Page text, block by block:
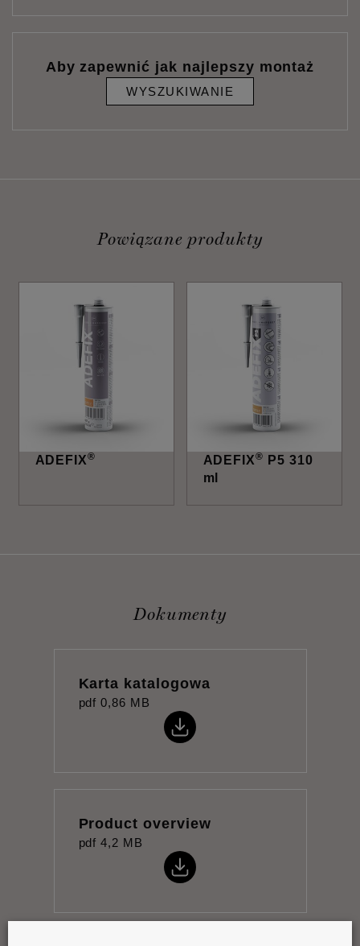
Aby zapewnić jak najlepszy montaż
WYSZUKIWANIE
Powiązane produkty
ADEFIX® ADEFIX®
P5 310
ml
Dokumenty
Karta katalogowa
pdf 0,86 MB
Product overview
pdf 4,2 MB